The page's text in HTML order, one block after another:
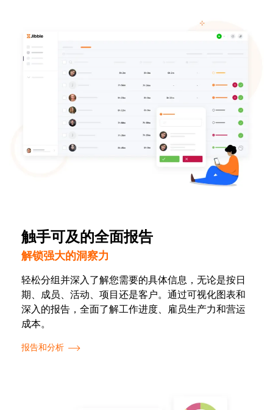
触手可及的全面报告
解锁强大的洞察力
轻松分组并深入了解您需要的具体信息，无论是按日
期、成员、活动、项目还是客户。通过可视化图表和
深入的报告，全面了解工作进度、雇员生产力和营运
成本。
报告和分析